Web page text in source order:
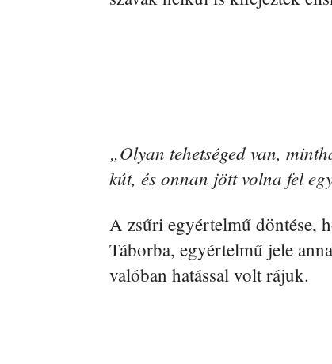
„Olyan tehetséged van,
kút, és onnan jött volna fel
A zsűri egyértelmű döntése,
Táborba, egyértelmű jele
valóban hatással volt rájuk.